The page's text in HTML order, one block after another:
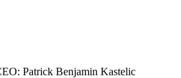
Patrick Benjamin Kastelic